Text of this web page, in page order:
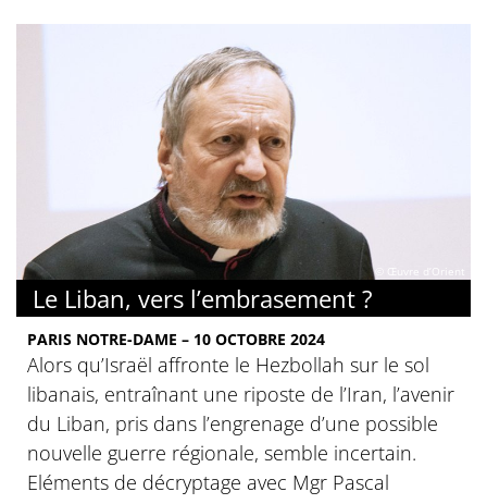
© Œuvre d’Orient
Le Liban, vers l’embrasement ?
PARIS NOTRE-DAME – 10 OCTOBRE 2024
Alors qu’Israël affronte le Hezbollah sur le sol
libanais, entraînant une riposte de l’Iran, l’avenir
du Liban, pris dans l’engrenage d’une possible
nouvelle guerre régionale, semble incertain.
Eléments de décryptage avec Mgr Pascal